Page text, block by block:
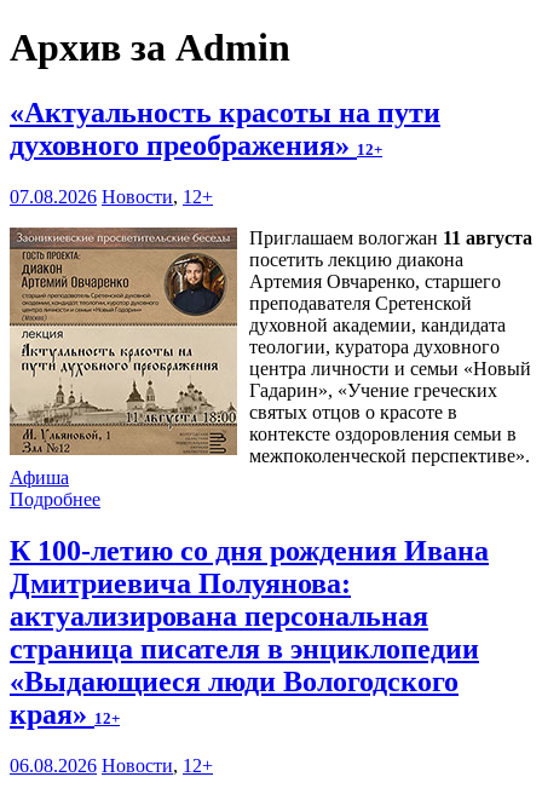
Архив за Admin
«Актуальность красоты на пути
духовного преображения» 12+
07.08.2026 Новости, 12+
Приглашаем вологжан 11 августа
посетить лекцию диакона
Артемия Овчаренко, старшего
преподавателя Сретенской
духовной академии, кандидата
теологии, куратора духовного
центра личности и семьи «Новый
Гадарин», «Учение греческих
святых отцов о красоте в
контексте оздоровления семьи в
межпоколенческой перспективе».
Афиша
Подробнее
К 100-летию со дня рождения Ивана
Дмитриевича Полуянова:
актуализирована персональная
страница писателя в энциклопедии
«Выдающиеся люди Вологодского
края» 12+
06.08.2026 Новости, 12+